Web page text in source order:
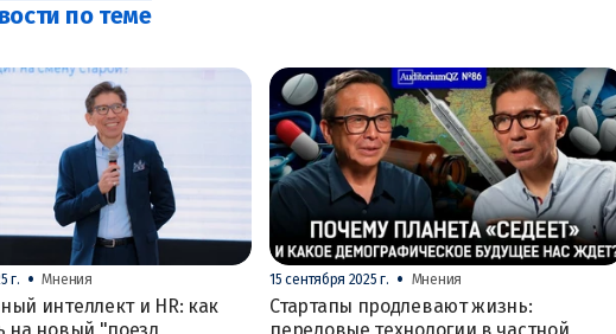
по теме
г. • Мнения
интеллект и HR: как
15 сентября 2025 г. • Мнения
Стартапы продлевают жизнь: